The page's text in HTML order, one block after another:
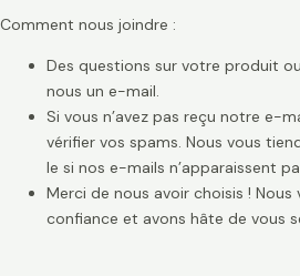
Comment nous joindre :
Des questions sur votre produit
nous un e-mail.
Si vous n’avez pas reçu notre e-
vérifier vos spams. Nous vous
le si nos e-mails n’apparaissent
Merci de nous avoir choisis !
confiance et avons hâte de vous